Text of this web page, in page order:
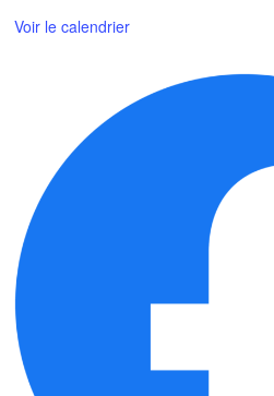
Voir le calendrier